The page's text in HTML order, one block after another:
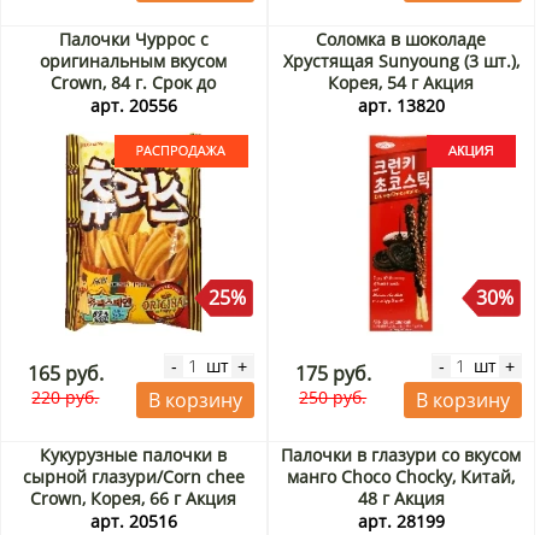
Палочки Чуррос с
оригинальным вкусом
Crown, 84 г. Срок до
25.08.2026. Распродажа
арт. 20556
25%
165 руб.
220 руб.
- шт +
В корзину
Соломка в шоколаде
Хрустящая Sunyoung (3 шт.),
Корея, 54 г Акция
арт. 13820
30%
175 руб.
250 руб.
- шт +
В корзину
Кукурузные палочки в
сырной глазури/Corn chee
Crown, Корея, 66 г Акция
арт. 20516
Палочки в глазури со вкусом
манго Choco Chocky, Китай,
48 г Акция
арт. 28199